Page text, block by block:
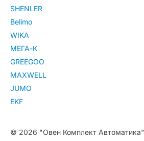
SHENLER
Belimo
WIKA
МЕГА-К
GREEGOO
MAXWELL
JUMO
EKF
© 2026 "Овен Комплект Автоматика"